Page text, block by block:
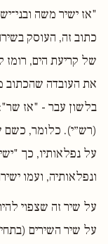
"אז ישיר משה
כתוב זה, העוסק
של קריעת הים, רומז
את העובדה שהכתוב
בלשון עבר - "אז
(רש״י). כלומר, כשם
על נפלאותיו, כך
ונפלאותיה, ועמו
על שיר זה שצפוי
על שיר השירים